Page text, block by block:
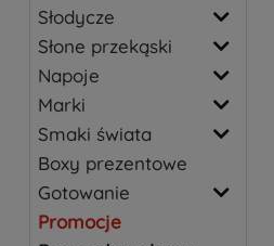
Słodycze
Słone przekąski
Napoje
Marki
Smaki świata
Boxy prezentowe
Gotowanie
Promocje